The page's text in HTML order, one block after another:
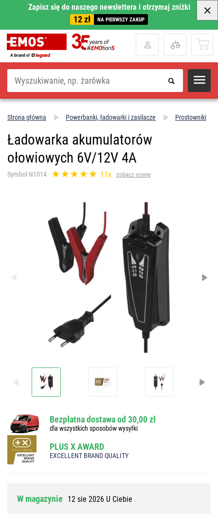
Zapisz się do naszego newslettera i otrzymaj zniżki
12 zł NA PIERWSZY ZAKUP
Szukaj
Strona główna Powerbanki, ładowarki i zasilacze Prostowniki
Ładowarka akumulatorów
ołowiowych 6V/12V 4A
Symbol N1014 11x zobacz ocenę
Bezpłatna dostawa od 30,00 zł
dla wszystkich sposobów wysyłki
PLUS X AWARD
EXCELLENT BRAND QUALITY
W magazynie 12 sie 2026 U Ciebie